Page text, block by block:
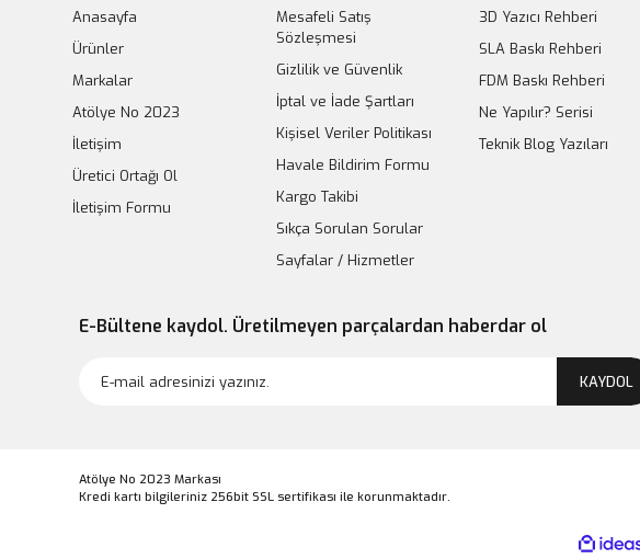
Anasayfa
Ürünler
Markalar
Atölye No 2023
İletişim
Üretici Ortağı Ol
İletişim Formu
Mesafeli Satış
Sözleşmesi
Gizlilik ve Güvenlik
İptal ve İade Şartları
Kişisel Veriler Politikası
Havale Bildirim Formu
Kargo Takibi
Sıkça Sorulan Sorular
Sayfalar / Hizmetler
3D Yazıcı Rehberi
SLA Baskı Rehberi
FDM Baskı Rehberi
Ne Yapılır? Serisi
Teknik Blog Yazıları
E-Bültene kaydol. Üretilmeyen parçalardan haberdar ol
KAYDOL
Atölye No 2023 Markası
Kredi kartı bilgileriniz 256bit SSL sertifikası ile korunmaktadır.